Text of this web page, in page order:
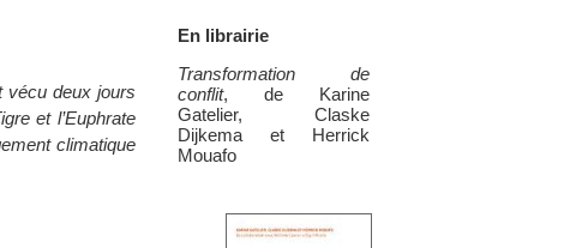
En librairie
Transformation de
conflit, de Karine
Gatelier, Claske
Dijkema et Herrick
Mouafo
vécu deux jours
et l’Euphrate
climatique